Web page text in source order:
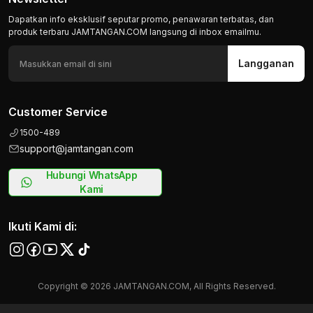
Dapatkan info eksklusif seputar promo, penawaran terbatas, dan
produk terbaru JAMTANGAN.COM langsung di inbox emailmu.
Langganan
Customer Service
1500-489
support@jamtangan.com
Hubungi WhatsApp
Kami
Ikuti Kami di:
Copyright © 2026 JAMTANGAN.COM, All Rights Reserved.